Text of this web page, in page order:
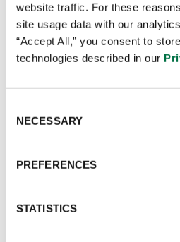
website traffic. For these
site usage data with our
“Accept All,” you consent to
technologies described in our
Selection
NECESSARY
PREFERENCES
STATISTICS